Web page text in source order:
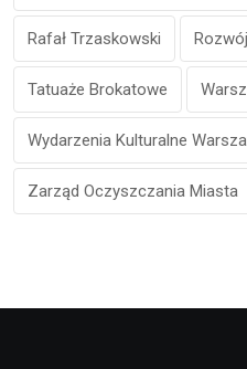
Rafał Trzaskowski
Tatuaże Brokatowe
Wydarzenia Kulturalne
Zarząd Oczyszczania Miasta